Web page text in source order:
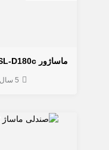
ماساژور SL-D180c
5 سال قبل